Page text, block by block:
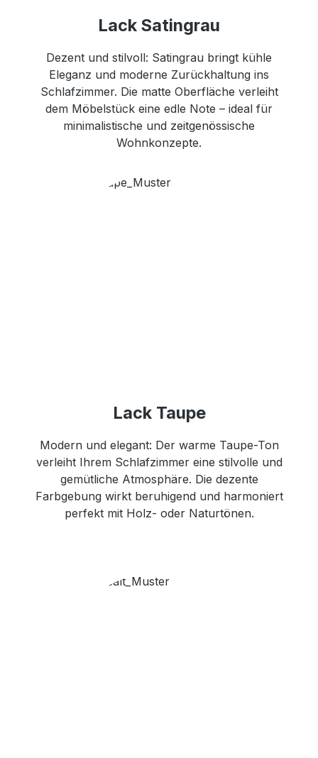
Lack Satingrau
Dezent und stilvoll: Satingrau bringt kühle
Eleganz und moderne Zurückhaltung ins
Schlafzimmer. Die matte Oberfläche verleiht
dem Möbelstück eine edle Note – ideal für
minimalistische und zeitgenössische
Wohnkonzepte.
Lack Taupe
Modern und elegant: Der warme Taupe-Ton
verleiht Ihrem Schlafzimmer eine stilvolle und
gemütliche Atmosphäre. Die dezente
Farbgebung wirkt beruhigend und harmoniert
perfekt mit Holz- oder Naturtönen.